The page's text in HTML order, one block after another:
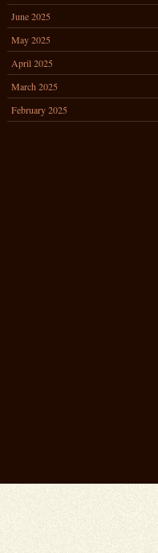
June 2025
May 2025
April 2025
March 2025
February 2025